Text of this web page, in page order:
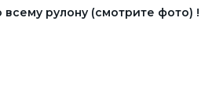
рулону (смотрите фото) !